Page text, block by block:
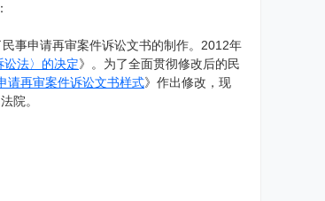
事申请再审案件诉讼文书的制作。2012年
讼法〉的决定》。为了全面贯彻修改后的民
请再审案件诉讼文书样式》作出修改，现
院。